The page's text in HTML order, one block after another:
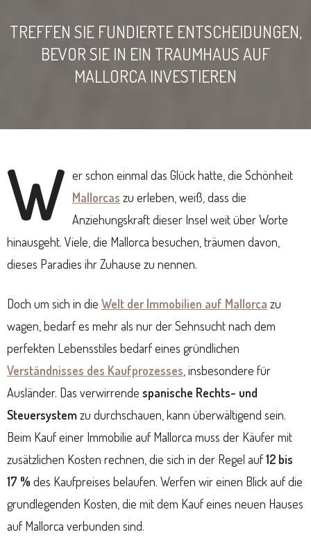
TREFFEN SIE FUNDIERTE ENTSCHEIDUNGEN,
BEVOR SIE IN EIN TRAUMHAUS AUF
MALLORCA INVESTIEREN
W er schon einmal das Glück hatte, die Schönheit
Mallorcas zu erleben, weiß, dass die
Anziehungskraft dieser Insel weit über Worte
hinausgeht. Viele, die Mallorca besuchen, träumen davon,
dieses Paradies ihr Zuhause zu nennen.
Doch um sich in die Welt der Immobilien auf Mallorca zu
wagen, bedarf es mehr als nur der Sehnsucht nach dem
perfekten Lebensstiles bedarf eines gründlichen
Verständnisses des Kaufprozesses , insbesondere für
Ausländer. Das verwirrende spanische Rechts- und
Steuersystemzu durchschauen, kann überwältigend sein.
Beim Kauf einer Immobilie auf Mallorca muss der Käufer mit
zusätzlichen Kosten rechnen, die sich in der Regel auf12 bis
17 % des Kaufpreises belaufen. Werfen wir einen Blick auf die
grundlegenden Kosten, die mit dem Kauf eines neuen Hauses
auf Mallorca verbunden sind.